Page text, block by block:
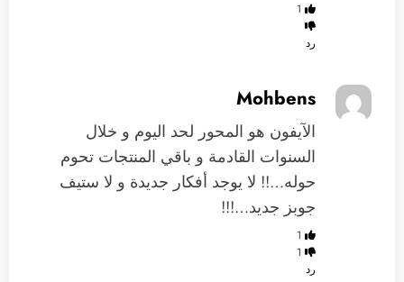
1
رد
Mohbens
الآيفون هو المحور لحد اليوم و خلال
السنوات القادمة و باقي المنتجات تحوم
حوله…!! لا يوجد أفكار جديدة و لا ستيف
جوبز جديد…!!!
1
1
رد